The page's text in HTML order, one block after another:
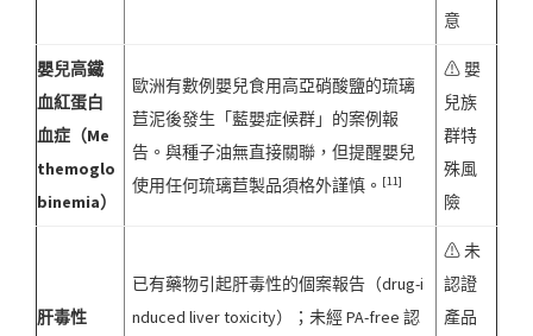
意
嬰兒高鐵
血紅蛋白
血症（Me
themoglo
binemia）
歐洲有數例嬰兒食用高亞硝酸鹽的琉璃
苣泥後發生「藍嬰症候群」的案例報
告。與種子油無直接關聯，但提醒嬰兒
使用任何琉璃苣製品須格外謹慎。 [11]
⚠ 嬰
兒族
群特
殊風
險
肝毒性
已有藥物引起肝毒性的個案報告（drug-i
nduced liver toxicity）；未經 PA-free 認
⚠ 未
認證
產品